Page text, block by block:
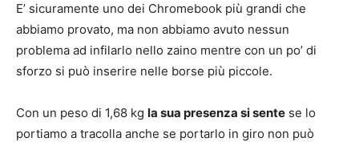
E’ sicuramente uno dei Chromebook più grandi che
abbiamo provato, ma non abbiamo avuto nessun
problema ad infilarlo nello zaino mentre con un po’ di
sforzo si può inserire nelle borse più piccole.
Con un peso di 1,68 kg la sua presenza si sente se lo
portiamo a tracolla anche se portarlo in giro non può